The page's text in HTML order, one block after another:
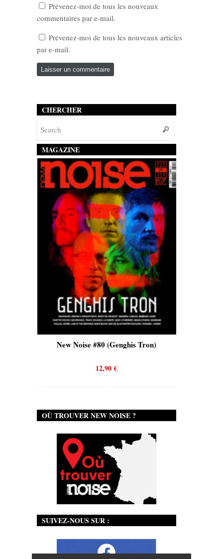
Prévenez-moi de tous les nouveaux
commentaires par e-mail.
Prévenez-moi de tous les nouveaux articles
par e-mail.
CHERCHER
MAGAZINE
New Noise #80 (Genghis Tron)
12,90€
OÙ TROUVER NEW NOISE ?
SUIVEZ-NOUS SUR :